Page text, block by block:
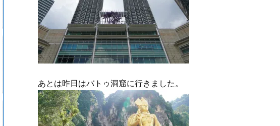
あとは昨日はバトゥ洞窟に行きました。